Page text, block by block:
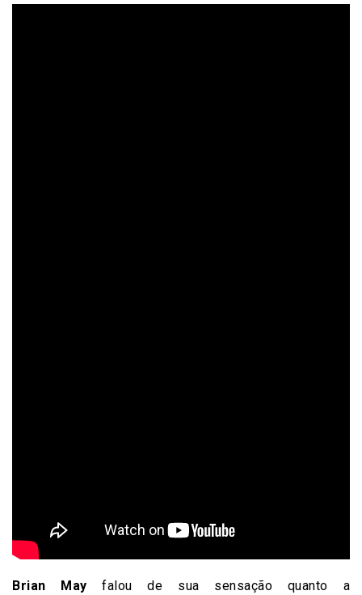
Brian May falou de sua sensação quanto a